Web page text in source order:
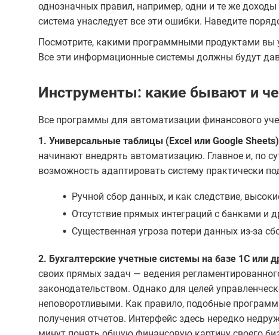
однозначных правил, например, одни и те же
система унаследует все эти ошибки. Наведите
Посмотрите, какими программными продуктами вы
Все эти информационные системы должны будут
Инструменты: какие бывают и
Все программы для автоматизации финансового
1. Универсальные таблицы (Excel или Google
начинают внедрять автоматизацию. Главное и, по
возможность адаптировать систему практически
• Ручной сбор данных, и как следствие,
• Отсутствие прямых интеграций с банками и
• Существенная угроза потери данных из-за
2. Бухгалтерские учетные системы на базе 1С или
своих прямых задач — ведения
законодательством. Однако для целей
неповоротливыми. Как правило, подобные
получения отчетов. Интерфейс здесь нередко